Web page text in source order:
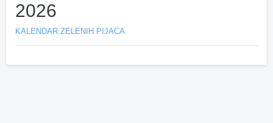
2026
KALENDAR ZELENIH PIJACA